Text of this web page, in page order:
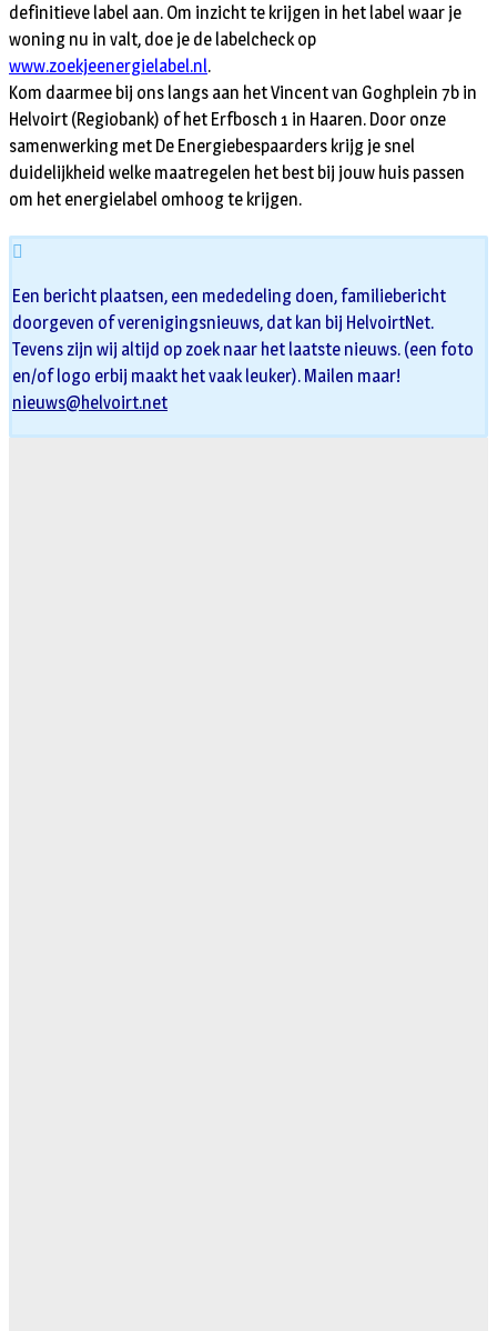
definitieve label aan. Om inzicht te krijgen in het label waar je
woning nu in valt, doe je de labelcheck op
www.zoekjeenergielabel.nl.
Kom daarmee bij ons langs aan het Vincent van Goghplein 7b in
Helvoirt (Regiobank) of het Erfbosch 1 in Haaren. Door onze
samenwerking met De Energiebespaarders krijg je snel
duidelijkheid welke maatregelen het best bij jouw huis passen
om het energielabel omhoog te krijgen.
Een bericht plaatsen, een mededeling doen, familiebericht
doorgeven of verenigingsnieuws, dat kan bij HelvoirtNet.
Tevens zijn wij altijd op zoek naar het laatste nieuws. (een foto
en/of logo erbij maakt het vaak leuker). Mailen maar!
nieuws@helvoirt.net